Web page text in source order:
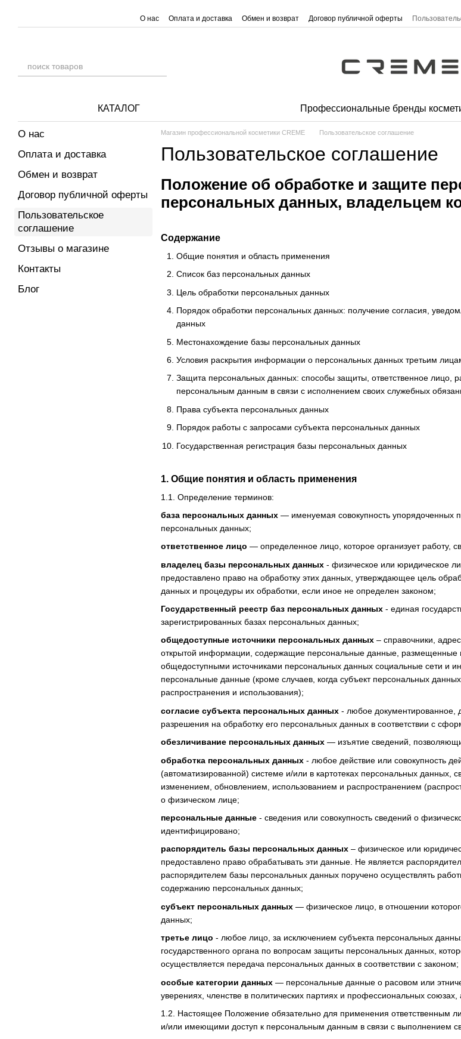
О нас Оплата и доставка Обмен и возврат Договор публичной оферты
КАТАЛОГ Профессиональные бренды
Магазин профессиональной косметики CREME Пользовательское соглашение
Пользовательское соглашение
Положение об обработке и защите
персональных данных, владельцем
Содержание
Общие понятия и область применения
Список баз персональных данных
Цель обработки персональных данных
Порядок обработки персональных данных: получение согласия,
данных
Местонахождение базы персональных данных
Условия раскрытия информации о персональных данных третьим
Защита персональных данных: способы защиты, ответственное лицо,
персональным данным в связи с исполнением своих служебных
Права субъекта персональных данных
Порядок работы с запросами субъекта персональных данных
Государственная регистрация базы персональных данных
1. Общие понятия и область применения
1.1. Определение терминов:
база персональных данных — именуемая совокупность упорядоченных
персональных данных;
ответственное лицо — определенное лицо, которое организует работу,
владелец базы персональных данных - физическое или юридическое
предоставлено право на обработку этих данных, утверждающее цель
данных и процедуры их обработки, если иное не определен законом;
Государственный реестр баз персональных данных - единая
зарегистрированных базах персональных данных;
общедоступные источники персональных данных – справочники,
открытой информации, содержащие персональные данные, размещенные
общедоступными источниками персональных данных социальные сети и
персональные данные (кроме случаев, когда субъект персональных
распространения и использования);
согласие субъекта персональных данных - любое документированное,
разрешения на обработку его персональных данных в соответствии с
обезличивание персональных данных — изъятие сведений,
обработка персональных данных - любое действие или совокупность
(автоматизированной) системе и/или в картотеках персональных
изменением, обновлением, использованием и распространением
о физическом лице;
персональные данные - сведения или совокупность сведений о
идентифицировано;
распорядитель базы персональных данных – физическое или
предоставлено право обрабатывать эти данные. Не является
распорядителем базы персональных данных поручено осуществлять
содержанию персональных данных;
субъект персональных данных — физическое лицо, в отношении
данных;
третье лицо - любое лицо, за исключением субъекта персональных
государственного органа по вопросам защиты персональных данных,
осуществляется передача персональных данных в соответствии с законом;
особые категории данных — персональные данные о расовом или
уверениях, членстве в политических партиях и профессиональных
1.2. Настоящее Положение обязательно для применения ответственным
и/или имеющими доступ к персональным данным в связи с выполнением
О нас
Оплата и доставка
Обмен и возврат
Договор публичной оферты
Пользовательское
соглашение
Отзывы о магазине
Контакты
Блог